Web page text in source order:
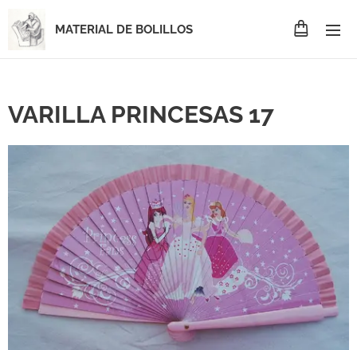
MATERIAL DE BOLILLOS
VARILLA PRINCESAS 17